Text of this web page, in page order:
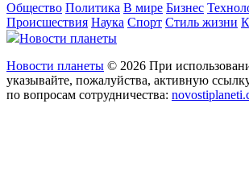
Общество Политика В мире Бизнес
Происшествия Наука Спорт Стиль жизни
Новости планеты
Новости планеты © 2026 При
указывайте, пожалуйства, активную
по вопросам сотрудничества: